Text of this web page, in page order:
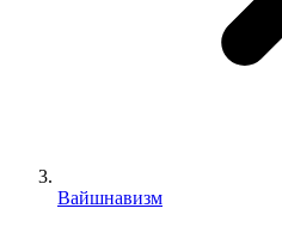
Вайшнавизм